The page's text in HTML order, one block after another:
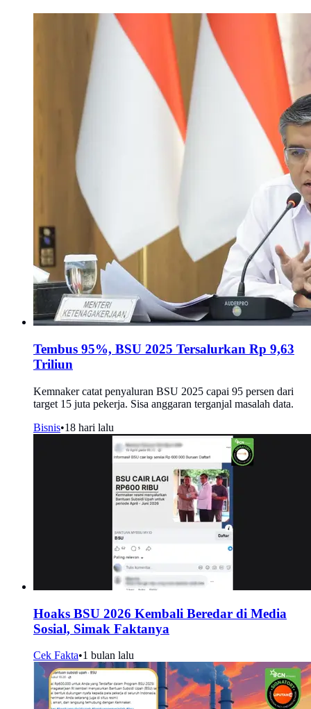
Tembus 95%, BSU 2025 Tersalurkan Rp 9,63
Triliun
Kemnaker catat penyaluran BSU 2025 capai 95 persen dari
target 15 juta pekerja. Sisa anggaran terganjal masalah data.
Bisnis•18 hari lalu
Hoaks BSU 2026 Kembali Beredar di Media
Sosial, Simak Faktanya
Cek Fakta•1 bulan lalu